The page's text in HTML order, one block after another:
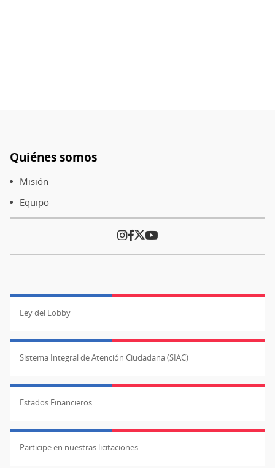
Pie
de
página
Quiénes somos
Misión
Equipo
Ley del Lobby
Sistema Integral de Atención Ciudadana (SIAC)
Estados Financieros
Participe en nuestras licitaciones